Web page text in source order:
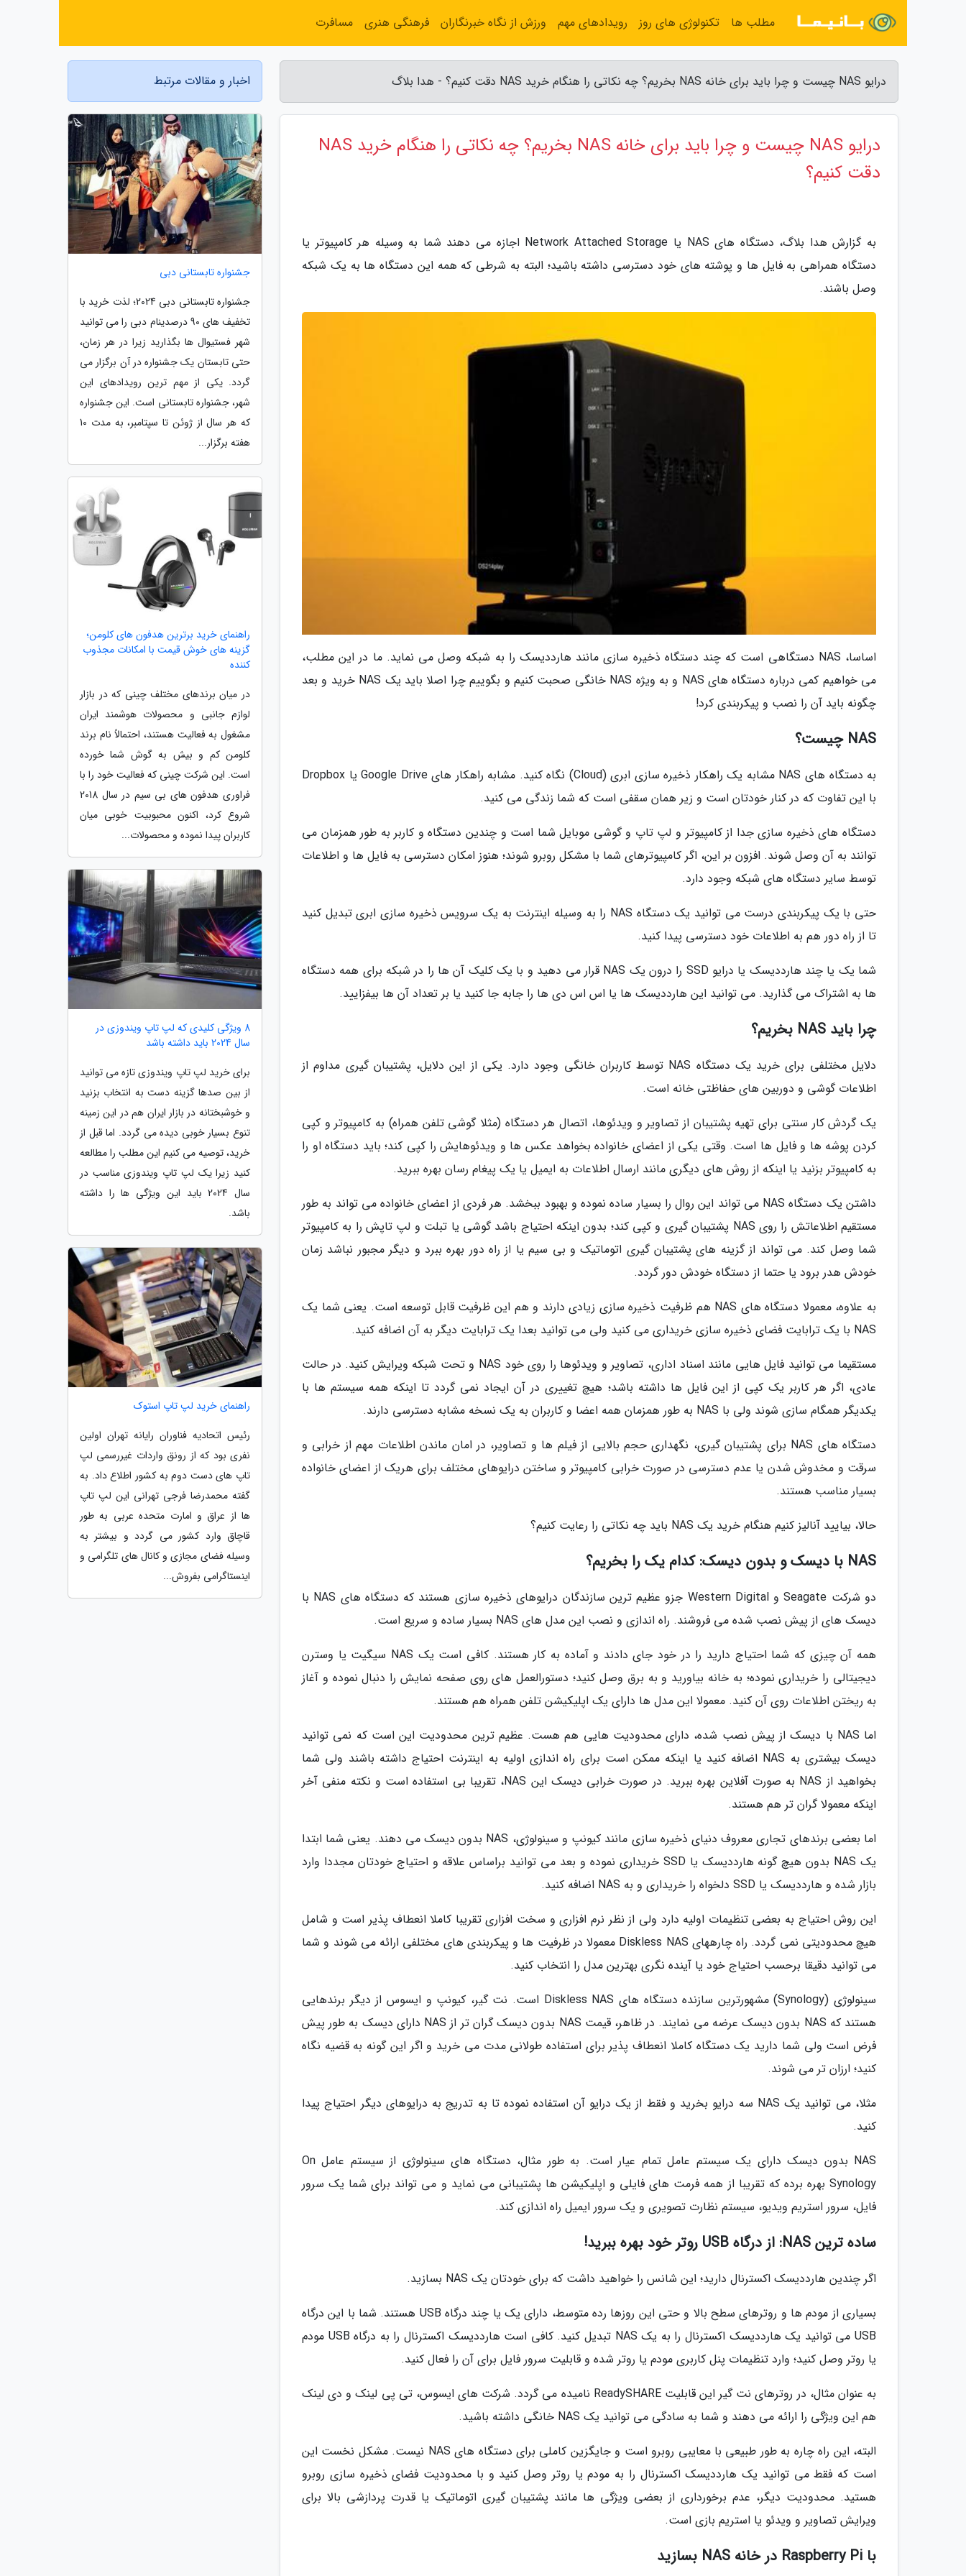
درایو NAS چیست و چرا باید برای خانه NAS بخریم؟ چه نکاتی را هنگام خرید NAS دقت کنیم؟ - هدا بلاگ
درایو NAS چیست و چرا باید برای خانه NAS بخریم؟ چه نکاتی را هنگام خرید NAS
دقت کنیم؟
به گزارش هدا بلاگ، دستگاه های NAS یا Network Attached Storage اجازه می دهند شما به وسیله هر کامپیوتر یا
دستگاه همراهی به فایل ها و پوشته های خود دسترسی داشته باشید؛ البته به شرطی که همه این دستگاه ها به یک شبکه
وصل باشند.
اساسا، NAS دستگاهی است که چند دستگاه ذخیره سازی مانند هارددیسک را به شبکه وصل می نماید. ما در این مطلب،
می خواهیم کمی درباره دستگاه های NAS و به ویژه NAS خانگی صحبت کنیم و بگوییم چرا اصلا باید یک NAS خرید و بعد
چگونه باید آن را نصب و پیکربندی کرد!
NAS چیست؟
به دستگاه های NAS مشابه یک راهکار ذخیره سازی ابری (Cloud) نگاه کنید. مشابه راهکار های Google Drive یا Dropbox
با این تفاوت که در کنار خودتان است و زیر همان سقفی است که شما زندگی می کنید.
دستگاه های ذخیره سازی جدا از کامپیوتر و لپ تاپ و گوشی موبایل شما است و چندین دستگاه و کاربر به طور همزمان می
توانند به آن وصل شوند. افزون بر این، اگر کامپیوترهای شما با مشکل روبرو شوند؛ هنوز امکان دسترسی به فایل ها و اطلاعات
توسط سایر دستگاه های شبکه وجود دارد.
حتی با یک پیکربندی درست می توانید یک دستگاه NAS را به وسیله اینترنت به یک سرویس ذخیره سازی ابری تبدیل کنید
تا از راه دور هم به اطلاعات خود دسترسی پیدا کنید.
شما یک یا چند هارددیسک یا درایو SSD را درون یک NAS قرار می دهید و با یک کلیک آن ها را در شبکه برای همه دستگاه
ها به اشتراک می گذارید. می توانید این هارددیسک ها یا اس اس دی ها را جابه جا کنید یا بر تعداد آن ها بیفزایید.
چرا باید NAS بخریم؟
دلایل مختلفی برای خرید یک دستگاه NAS توسط کاربران خانگی وجود دارد. یکی از این دلایل، پشتیبان گیری مداوم از
اطلاعات گوشی و دوربین های حفاظتی خانه است.
یک گردش کار سنتی برای تهیه پشتیبان از تصاویر و ویدئوها، اتصال هر دستگاه (مثلا گوشی تلفن همراه) به کامپیوتر و کپی
کردن پوشه ها و فایل ها است. وقتی یکی از اعضای خانواده بخواهد عکس ها و ویدئوهایش را کپی کند؛ باید دستگاه او را
به کامپیوتر بزنید یا اینکه از روش های دیگری مانند ارسال اطلاعات به ایمیل یا یک پیغام رسان بهره ببرید.
داشتن یک دستگاه NAS می تواند این روال را بسیار ساده نموده و بهبود ببخشد. هر فردی از اعضای خانواده می تواند به طور
مستقیم اطلاعاتش را روی NAS پشتیبان گیری و کپی کند؛ بدون اینکه احتیاج باشد گوشی یا تبلت و لپ تاپش را به کامپیوتر
شما وصل کند. می تواند از گزینه های پشتیبان گیری اتوماتیک و بی سیم یا از راه دور بهره ببرد و دیگر مجبور نباشد زمان
خودش هدر برود یا حتما از دستگاه خودش دور گردد.
به علاوه، معمولا دستگاه های NAS هم ظرفیت ذخیره سازی زیادی دارند و هم این ظرفیت قابل توسعه است. یعنی شما یک
NAS با یک ترابایت فضای ذخیره سازی خریداری می کنید ولی می توانید بعدا یک ترابایت دیگر به آن اضافه کنید.
مستقیما می توانید فایل هایی مانند اسناد اداری، تصاویر و ویدئوها را روی خود NAS و تحت شبکه ویرایش کنید. در حالت
عادی، اگر هر کاربر یک کپی از این فایل ها داشته باشد؛ هیچ تغییری در آن ایجاد نمی گردد تا اینکه همه سیستم ها با
یکدیگر همگام سازی شوند ولی با NAS به طور همزمان همه اعضا و کاربران به یک نسخه مشابه دسترسی دارند.
دستگاه های NAS برای پشتیبان گیری، نگهداری حجم بالایی از فیلم ها و تصاویر، در امان ماندن اطلاعات مهم از خرابی و
سرقت و مخدوش شدن یا عدم دسترسی در صورت خرابی کامپیوتر و ساختن درایوهای مختلف برای هریک از اعضای خانواده
بسیار مناسب هستند.
حالا، بیایید آنالیز کنیم هنگام خرید یک NAS باید چه نکاتی را رعایت کنیم؟
NAS با دیسک و بدون دیسک: کدام یک را بخریم؟
دو شرکت Seagate و Western Digital جزو عظیم ترین سازندگان درایوهای ذخیره سازی هستند که دستگاه های NAS با
دیسک های از پیش نصب شده می فروشند. راه اندازی و نصب این مدل های NAS بسیار ساده و سریع است.
همه آن چیزی که شما احتیاج دارید را در خود جای دادند و آماده به کار هستند. کافی است یک NAS سیگیت یا وسترن
دیجیتالی را خریداری نموده؛ به خانه بیاورید و به برق وصل کنید؛ دستورالعمل های روی صفحه نمایش را دنبال نموده و آغاز
به ریختن اطلاعات روی آن کنید. معمولا این مدل ها دارای یک اپلیکیشن تلفن همراه هم هستند.
اما NAS با دیسک از پیش نصب شده، دارای محدودیت هایی هم هست. عظیم ترین محدودیت این است که نمی توانید
دیسک بیشتری به NAS اضافه کنید یا اینکه ممکن است برای راه اندازی اولیه به اینترنت احتیاج داشته باشند ولی شما
بخواهید از NAS به صورت آفلاین بهره ببرید. در صورت خرابی دیسک این NAS، تقریبا بی استفاده است و نکته منفی آخر
اینکه معمولا گران تر هم هستند.
اما بعضی برندهای تجاری معروف دنیای ذخیره سازی مانند کیونپ و سینولوژی، NAS بدون دیسک می دهند. یعنی شما ابتدا
یک NAS بدون هیچ گونه هارددیسک یا SSD خریداری نموده و بعد می توانید براساس علاقه و احتیاج خودتان مجددا وارد
بازار شده و هارددیسک یا SSD دلخواه را خریداری و به NAS اضافه کنید.
این روش احتیاج به بعضی تنظیمات اولیه دارد ولی از نظر نرم افزاری و سخت افزاری تقریبا کاملا انعطاف پذیر است و شامل
هیچ محدودیتی نمی گردد. راه چارههای Diskless NAS معمولا در ظرفیت ها و پیکربندی های مختلفی ارائه می شوند و شما
می توانید دقیقا برحسب احتیاج خود یا آینده نگری بهترین مدل را انتخاب کنید.
سینولوژی (Synology) مشهورترین سازنده دستگاه های Diskless NAS است. نت گیر، کیونپ و ایسوس از دیگر برندهایی
هستند که NAS بدون دیسک عرضه می نمایند. در ظاهر، قیمت NAS بدون دیسک گران تر از NAS دارای دیسک به طور پیش
فرض است ولی شما دارید یک دستگاه کاملا انعطاف پذیر برای استفاده طولانی مدت می خرید و اگر این گونه به قضیه نگاه
کنید؛ ارزان تر می شوند.
مثلا، می توانید یک NAS سه درایو بخرید و فقط از یک درایو آن استفاده نموده تا به تدریج به درایوهای دیگر احتیاج پیدا
کنید.
NAS بدون دیسک دارای یک سیستم عامل تمام عیار است. به طور مثال، دستگاه های سینولوژی از سیستم عامل On
Synology بهره برده که تقریبا از همه فرمت های فایلی و اپلیکیشن ها پشتیبانی می نماید و می تواند برای شما یک سرور
فایل، سرور استریم ویدیو، سیستم نظارت تصویری و یک سرور ایمیل راه اندازی کند.
ساده ترین NAS: از درگاه USB روتر خود بهره ببرید!
اگر چندین هارددیسک اکسترنال دارید؛ این شانس را خواهید داشت که برای خودتان یک NAS بسازید.
بسیاری از مودم ها و روترهای سطح بالا و حتی این روزها رده متوسط، دارای یک یا چند درگاه USB هستند. شما با این درگاه
USB می توانید یک هارددیسک اکسترنال را به یک NAS تبدیل کنید. کافی است هارددیسک اکسترنال را به درگاه USB مودم
یا روتر وصل کنید؛ وارد تنظیمات پنل کاربری مودم یا روتر شده و قابلیت سرور فایل برای آن را فعال کنید.
به عنوان مثال، در روترهای نت گیر این قابلیت ReadySHARE نامیده می گردد. شرکت های ایسوس، تی پی لینک و دی لینک
هم این ویژگی را ارائه می دهند و شما به سادگی می توانید یک NAS خانگی داشته باشید.
البته، این راه چاره به طور طبیعی با معایبی روبرو است و جایگزین کاملی برای دستگاه های NAS نیست. مشکل نخست این
است که فقط می توانید یک هارددیسک اکسترنال را به مودم یا روتر وصل کنید و با محدودیت فضای ذخیره سازی روبرو
هستید. محدودیت دیگر، عدم برخورداری از بعضی ویژگی ها مانند پشتیبان گیری اتوماتیک یا قدرت پردازشی بالا برای
ویرایش تصاویر و ویدئو یا استریم بازی است.
با Raspberry Pi در خانه NAS بسازید
اخبار و مقالات مرتبط
جشنواره تابستانی دبی
جشنواره تابستانی دبی 2024؛ لذت خرید با
تخفیف های 90 درصدینام دبی را می توانید
شهر فستیوال ها بگذارید زیرا در هر زمان،
حتی تابستان یک جشنواره در آن برگزار می
گردد. یکی از مهم ترین رویدادهای این
شهر، جشنواره تابستانی است. این جشنواره
که هر سال از ژوئن تا سپتامبر، به مدت 10
هفته برگزار...
راهنمای خرید برترین هدفون های کلومن؛
گزینه های خوش قیمت با امکانات مجذوب
کننده
در میان برندهای مختلف چینی که در بازار
لوازم جانبی و محصولات هوشمند ایران
مشغول به فعالیت هستند، احتمالاً نام برند
کلومن کم و بیش به گوش شما خورده
است. این شرکت چینی که فعالیت خود را با
فراوری هدفون های بی سیم در سال 2018
شروع کرد، اکنون محبوبیت خوبی میان
کاربران پیدا نموده و محصولات...
8 ویژگی کلیدی که لپ تاپ ویندوزی در
سال 2024 باید داشته باشد
برای خرید لپ تاپ ویندوزی تازه می توانید
از بین صدها گزینه دست به انتخاب بزنید
و خوشبختانه در بازار ایران هم در این زمینه
تنوع بسیار خوبی دیده می گردد. اما قبل از
خرید، توصیه می کنیم این مطلب را مطالعه
کنید زیرا یک لپ تاپ ویندوزی مناسب در
سال 2024 باید این ویژگی ها را داشته
باشد.
راهنمای خرید لپ تاپ استوک
رئیس اتحادیه فناوران رایانه تهران اولین
نفری بود که از رونق واردات غیررسمی لپ
تاپ های دست دوم به کشور اطلاع داد. به
گفته محمدرضا فرجی تهرانی این لپ تاپ
ها از عراق و امارت متحده عربی به طور
قاچاق وارد کشور می گردد و بیشتر به
وسیله فضای مجازی و کانال های تلگرامی و
اینستاگرامی بفروش...
مطلب ها تکنولوژی های روز رویدادهای مهم ورزش از نگاه خبرنگاران فرهنگی هنری مسافرت